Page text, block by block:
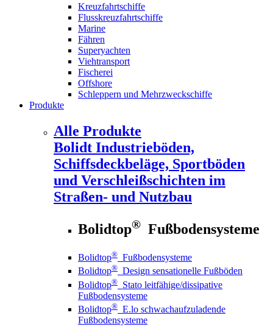
Kreuzfahrtschiffe
Flusskreuzfahrtschiffe
Marine
Fähren
Superyachten
Viehtransport
Fischerei
Offshore
Schleppern und Mehrzweckschiffe
Produkte
Alle Produkte
Bolidt Industrieböden,
Schiffsdeckbeläge, Sportböden
und Verschleißschichten im
Straßen- und Nutzbau
Bolidtop® Fußbodensysteme
Bolidtop® Fußbodensysteme
Bolidtop® Design sensationelle Fußböden
Bolidtop® Stato leitfähige/dissipative
Fußbodensysteme
Bolidtop® E.lo schwachaufzuladende
Fußbodensysteme